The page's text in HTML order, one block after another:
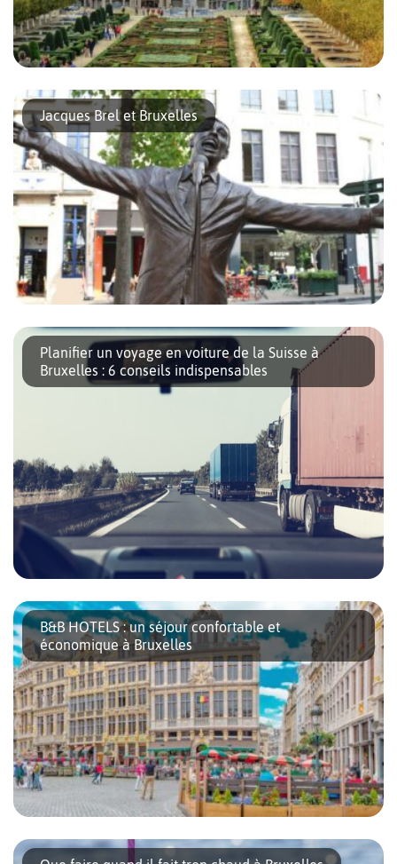
Des musées atypiques, une architecture impressionnante, des
boutiques hors du commun, d’immenses parcs boisés, des
quartiers dynamiques, une incroyable richesse gastronomique et
des gens tout simplement chaleureux… Voici la ville […]
Jacques Brel et Bruxelles
Il y a un peu plus de 40 ans, Jacques Brel succombait à une
embolie pulmonaire. Né à Bruxelles en 1929 de parents
flamands, le célèbre artiste belge y a […]
Planifier un voyage en voiture de la Suisse à
Bruxelles : 6 conseils indispensables
En quête de voyage, vous souhaitez vous rendre à Bruxelles, la
capitale européenne réputée pour son riche patrimoine culturel
et ses délices gastronomiques. Et si vous optiez pour un road trip
depuis la Suisse pour ajouter une touche d’aventure à votre
escapade ? Prendre la route vous offre non seulement la liberté
de découvrir des […]
B&B HOTELS : un séjour confortable et
économique à Bruxelles
Vous avez décidé de visiter Bruxelles et souhaitez trouver un
hôtel économique sans transiger sur le confort et l’emplacement